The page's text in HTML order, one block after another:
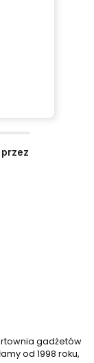
gadżetów
od 1998 roku,